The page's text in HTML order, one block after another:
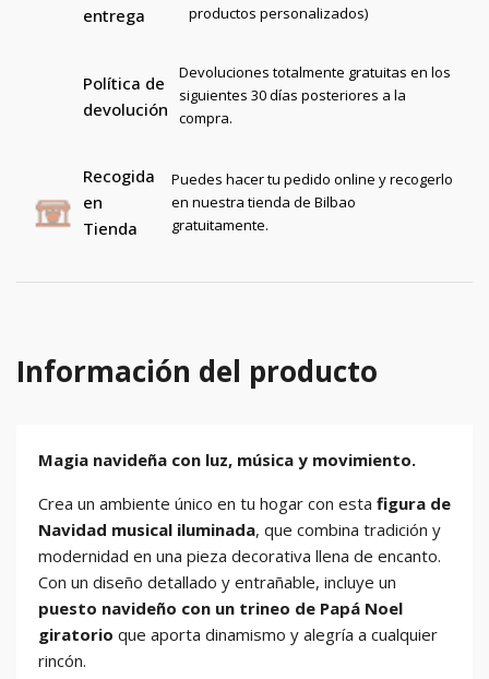
entrega
productos personalizados)
Política de
devolución
Devoluciones totalmente gratuitas en los
siguientes 30 días posteriores a la
compra.
Recogida
en
Tienda
Puedes hacer tu pedido online y recogerlo
en nuestra tienda de Bilbao
gratuitamente.
Información del producto
Magia navideña con luz, música y movimiento.
Crea un ambiente único en tu hogar con esta figura de
Navidad musical iluminada, que combina tradición y
modernidad en una pieza decorativa llena de encanto.
Con un diseño detallado y entrañable, incluye un
puesto navideño con un trineo de Papá Noel
giratorio que aporta dinamismo y alegría a cualquier
rincón.